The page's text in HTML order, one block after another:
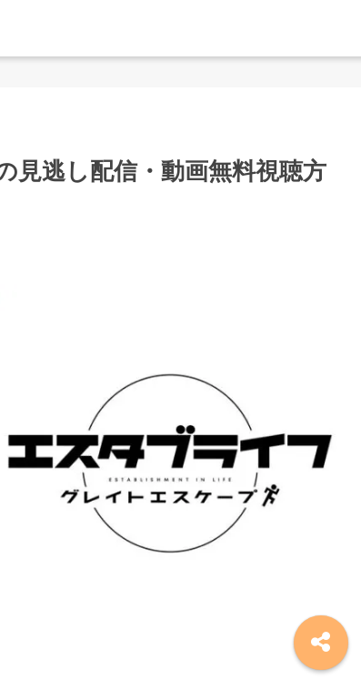
見逃し配信・動画無料視聴方